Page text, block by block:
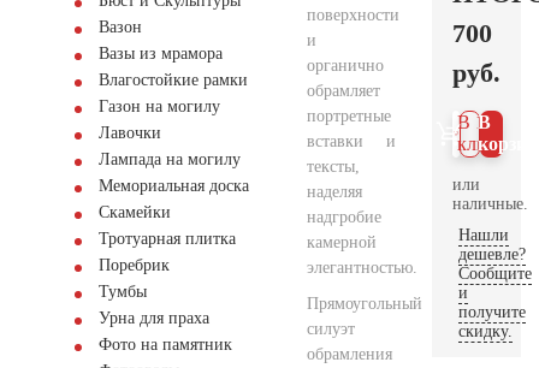
Вазон
Вазы из мрамора
Влагостойкие рамки
Газон на могилу
Лавочки
Лампада на могилу
Мемориальная доска
Скамейки
Тротуарная плитка
Поребрик
Тумбы
Урна для праха
Фото на памятник
поверхности
и
органично
обрамляет
портретные
вставки и
тексты,
наделяя
надгробие
камерной
элегантностью.
Прямоугольный
силуэт
обрамления
700
руб.
В
В 1
клик
или
наличные.
Нашли
дешевле?
Сообщите
и
получите
скидку.